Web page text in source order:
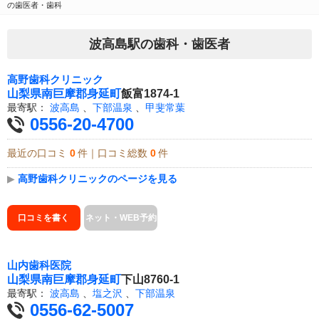
の歯医者・歯科
波高島駅の歯科・歯医者
高野歯科クリニック
山梨県南巨摩郡身延町飯富1874-1
最寄駅： 波高島 下部温泉 甲斐常葉
0556-20-4700
最近の口コミ 0 件｜口コミ総数 0 件
▶ 高野歯科クリニックのページを見る
口コミを書く ネット・WEB予約
山内歯科医院
山梨県南巨摩郡身延町下山8760-1
最寄駅： 波高島 、 塩之沢 、 下部温泉
0556-62-5007